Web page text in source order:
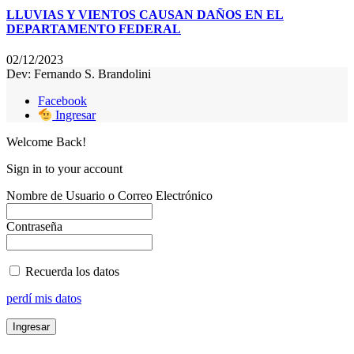
LLUVIAS Y VIENTOS CAUSAN DAÑOS EN EL
DEPARTAMENTO FEDERAL
02/12/2023
Dev: Fernando S. Brandolini
Facebook
Ingresar
Welcome Back!
Sign in to your account
Nombre de Usuario o Correo Electrónico
Contraseña
Recuerda los datos
perdí mis datos